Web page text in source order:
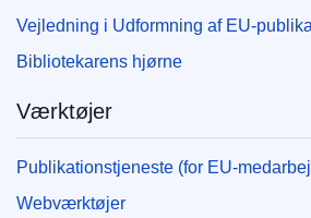
Vejledning i Udformning af EU-
Bibliotekarens hjørne
Værktøjer
Publikationstjeneste (for EU-
Webværktøjer